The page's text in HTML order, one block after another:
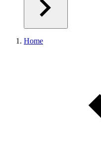
Home